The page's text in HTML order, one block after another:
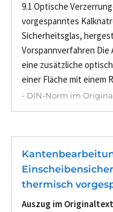
9.1 Optische
vorgespanntes
Sicherheitsglas,
Vorspannverfahren
eine zusätzliche
einer Fläche mit einem
- DIN-Norm im
thermisch
Auszug im Originaltext